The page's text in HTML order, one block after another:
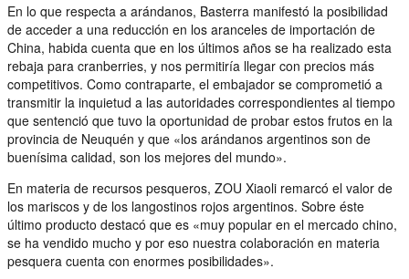
En lo que respecta a arándanos, Basterra manifestó la posibilidad
de acceder a una reducción en los aranceles de importación de
China, habida cuenta que en los últimos años se ha realizado esta
rebaja para cranberries, y nos permitiría llegar con precios más
competitivos. Como contraparte, el embajador se comprometió a
transmitir la inquietud a las autoridades correspondientes al tiempo
que sentenció que tuvo la oportunidad de probar estos frutos en la
provincia de Neuquén y que «los arándanos argentinos son de
buenísima calidad, son los mejores del mundo».
En materia de recursos pesqueros, ZOU Xiaoli remarcó el valor de
los mariscos y de los langostinos rojos argentinos. Sobre éste
último producto destacó que es «muy popular en el mercado chino,
se ha vendido mucho y por eso nuestra colaboración en materia
pesquera cuenta con enormes posibilidades».